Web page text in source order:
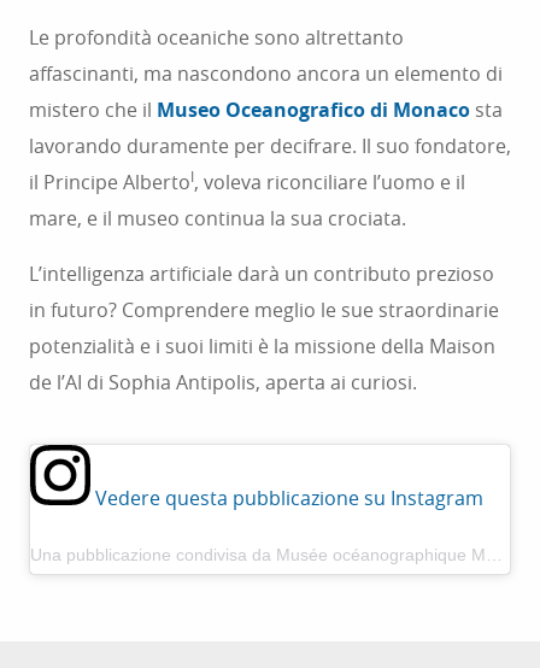
Le profondità oceaniche sono altrettanto
affascinanti, ma nascondono ancora un elemento di
mistero che il Museo Oceanografico di Monaco sta
lavorando duramente per decifrare. Il suo fondatore,
il Principe AlbertoI, voleva riconciliare l’uomo e il
mare, e il museo continua la sua crociata.
L’intelligenza artificiale darà un contributo prezioso
in futuro? Comprendere meglio le sue straordinarie
potenzialità e i suoi limiti è la missione della Maison
de l’AI di Sophia Antipolis, aperta ai curiosi.
Vedere questa pubblicazione su Instagram